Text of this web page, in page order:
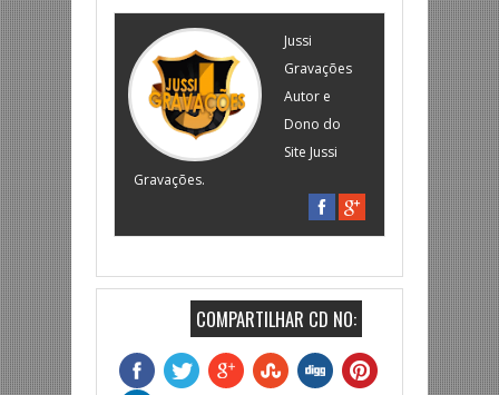
Jussi
Gravações
Autor e
Dono do
Site Jussi
Gravações.
COMPARTILHAR CD NO: